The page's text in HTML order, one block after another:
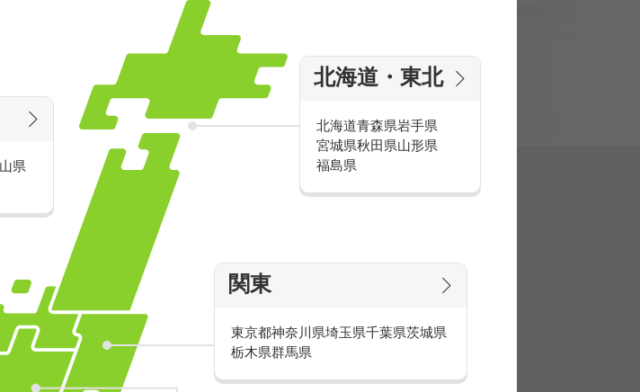
エリアを選んでください
エリアの
北海道・東北
北海道青森県岩手県
宮城県秋田県山形県
福島県
関東
東京都神奈川県埼玉県千葉県茨城県
栃木県群馬県
県
のおすすめ求人特集